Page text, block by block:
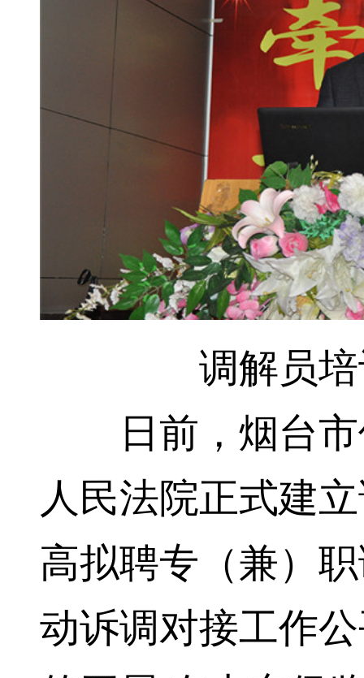
调解员
日前，烟台市
人民法院正式建
高拟聘专（兼）
动诉调对接工作